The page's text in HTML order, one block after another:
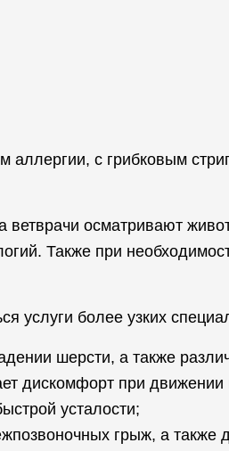
с грибковым
ветврачи осматривают
Также при
услуги более узких
шерсти, а также
дискомфорт при движении
усталости;
грыж, а также